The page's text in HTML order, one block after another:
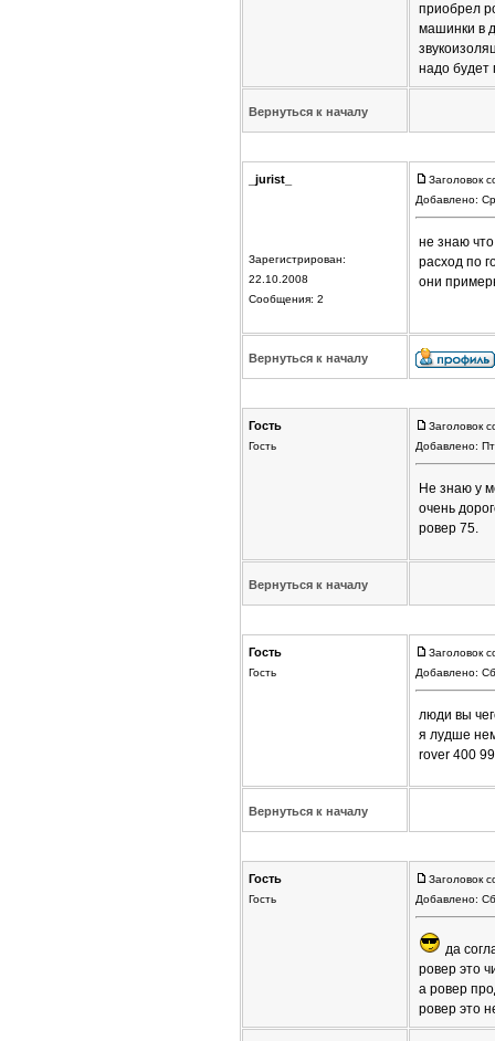
приобрел
машинки в
надо будет
Вернуться к началу
_jurist_
Зарегистрирован:
22.10.2008
Сообщения: 2
Заголовок
Добавлено:
не знаю
расход по
они
Вернуться к началу
Гость
Гость
Заголовок
Добавлено:
Не знаю у
очень
ровер 75.
Вернуться к началу
Гость
Гость
Заголовок
Добавлено:
люди вы
я лудше
rover 400
Вернуться к началу
Гость
Гость
Заголовок
Добавлено:
да
ровер это
а ровер
ровер это